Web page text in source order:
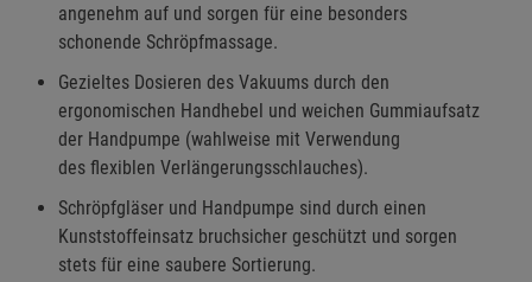
angenehm auf und sorgen für eine besonders
schonende Schröpfmassage.
Gezieltes Dosieren des Vakuums durch den
ergonomischen Handhebel und weichen Gummiaufsatz
der Handpumpe (wahlweise mit Verwendung
des flexiblen Verlängerungsschlauches).
Schröpfgläser und Handpumpe sind durch einen
Kunststoffeinsatz bruchsicher geschützt und sorgen
stets für eine saubere Sortierung.